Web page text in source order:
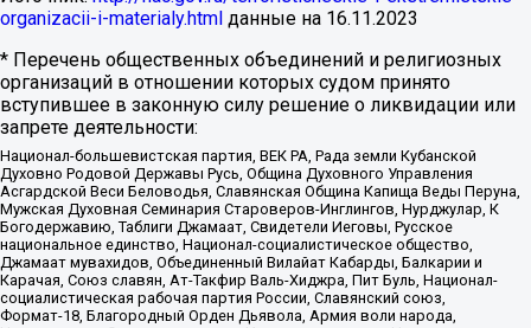
organizacii-i-materialy.html данные на 16.11.2023
* Перечень общественных объединений и религиозных
организаций в отношении которых судом принято
вступившее в законную силу решение о ликвидации или
запрете деятельности:
Национал-большевистская партия, ВЕК РА, Рада земли Кубанской
Духовно Родовой Державы Русь, Община Духовного Управления
Асгардской Веси Беловодья, Славянская Община Капища Веды Перуна,
Мужская Духовная Семинария Староверов-Инглингов, Нурджулар, К
Богодержавию, Таблиги Джамаат, Свидетели Иеговы, Русское
национальное единство, Национал-социалистическое общество,
Джамаат мувахидов, Объединенный Вилайат Кабарды, Балкарии и
Карачая, Союз славян, Ат-Такфир Валь-Хиджра, Пит Буль, Национал-
социалистическая рабочая партия России, Славянский союз,
Формат-18, Благородный Орден Дьявола, Армия воли народа,